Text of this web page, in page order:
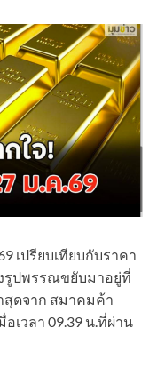
เปรียบเทียบกับราคา
รูปพรรณขยับมาอยู่ที่
สุดจาก สมาคมค้า
เวลา 09.39 น.ที่ผ่าน